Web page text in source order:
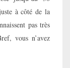
à côté de la
pas très
vous n’avez